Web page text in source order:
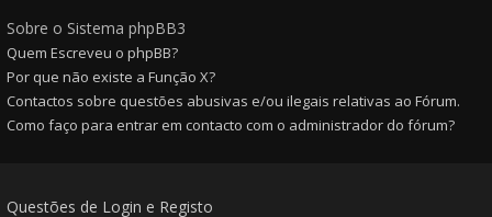
Sobre o Sistema phpBB3
Quem Escreveu o phpBB?
Por que não existe a Função X?
Contactos sobre questões abusivas e/ou ilegais relativas ao Fórum.
Como faço para entrar em contacto com o administrador do fórum?
Questões de Login e Registo